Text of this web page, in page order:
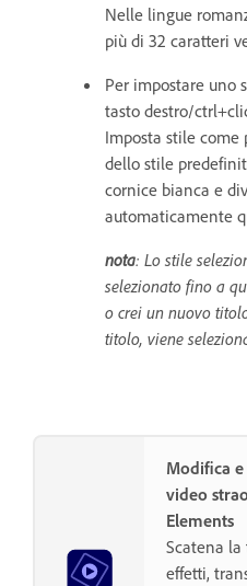
Nelle lingue
più di 32 caratteri
Per impostare uno
tasto destro/
Imposta stile
dello stile
cornice bianca e
automaticamente
nota: Lo stile
selezionato fino a
o crei un nuovo
titolo, viene
Modifica
video
Elements
Scatena
effetti,